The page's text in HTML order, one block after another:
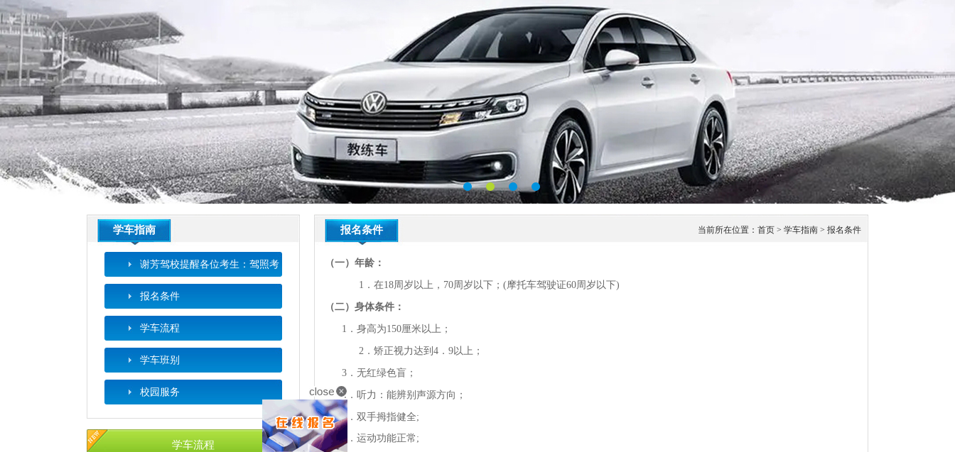
学车指南
谢芳驾校提醒各位考生：驾照考
试很容易，学会四点就安心，赶
紧记下来！
报名条件
学车流程
学车班别
校园服务
学车流程
当前所在位置： 首页 > 学车指南 > 报名条件
报名条件
（一）年龄：
1．在18周岁以上，70周岁以下；(摩托车驾驶证60周岁以下)
（二）身体条件：
1．身高为150厘米以上；
2．矫正视力达到4．9以上；
3．无红绿色盲；
4．听力：能辨别声源方向；
5．双手拇指健全;
6．运动功能正常;